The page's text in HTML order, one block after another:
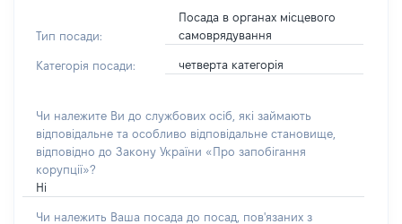
Тип посади:
Посада в органах місцевого
самоврядування
Категорія посади: четверта категорія
Чи належите Ви до службових осіб, які займають
відповідальне та особливо відповідальне становище,
відповідно до Закону України «Про запобігання
корупції»?
Ні
Чи належить Ваша посада до посад, пов'язаних з